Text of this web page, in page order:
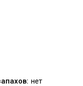
нет